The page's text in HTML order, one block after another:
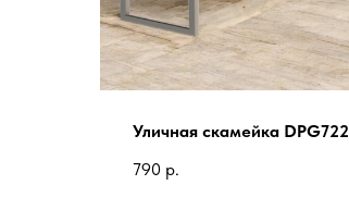
Уличная скамейка DPG722
790 р.